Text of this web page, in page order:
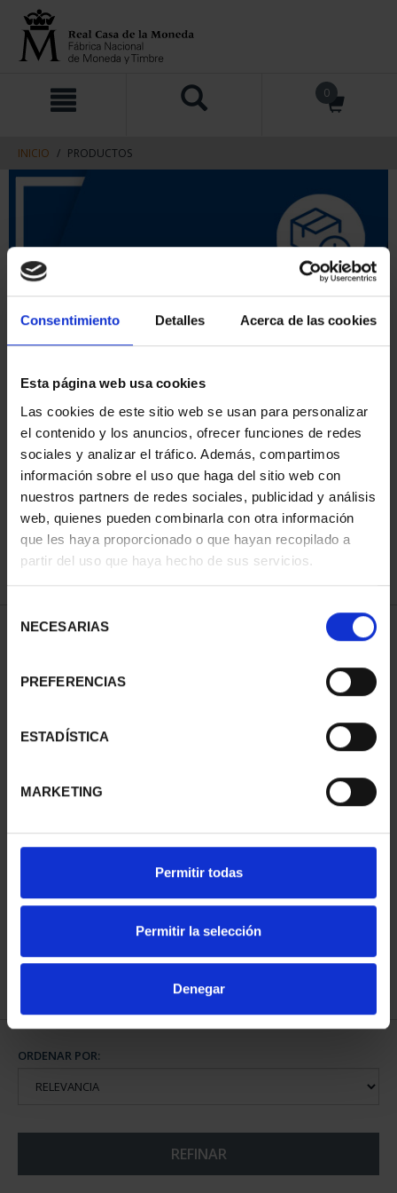
Consentimiento Detalles Acerca de las cookies
Esta página web usa cookies
Las cookies de este sitio web se usan para personalizar
el contenido y los anuncios, ofrecer funciones de redes
sociales y analizar el tráfico. Además, compartimos
información sobre el uso que haga del sitio web con
nuestros partners de redes sociales, publicidad y análisis
web, quienes pueden combinarla con otra información
que les haya proporcionado o que hayan recopilado a
partir del uso que haya hecho de sus servicios.
NECESARIAS
PREFERENCIAS
ESTADÍSTICA
MARKETING
Permitir todas
Permitir la selección
Denegar
contenido
navegacin
0
INICIO PRODUCTOS
ORDENAR POR:
REFINAR
1 Productos encontrados
CIUDADES PATRIMONIO
73,00 €
ORDENAR POR:
REFINAR